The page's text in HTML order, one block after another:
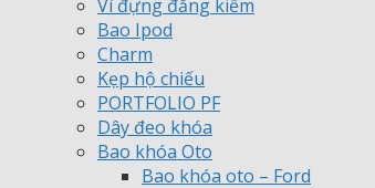
Ví đựng đăng kiểm
Bao Ipod
Charm
Kẹp hộ chiếu
PORTFOLIO PF
Dây đeo khóa
Bao khóa Oto
Bao khóa oto – Ford